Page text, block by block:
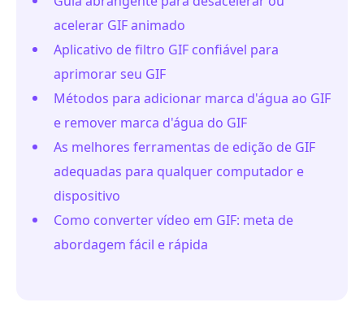
acelerar GIF animado
Aplicativo de filtro GIF confiável para
aprimorar seu GIF
Métodos para adicionar marca d'água ao GIF
e remover marca d'água do GIF
As melhores ferramentas de edição de GIF
adequadas para qualquer computador e
dispositivo
Como converter vídeo em GIF: meta de
abordagem fácil e rápida